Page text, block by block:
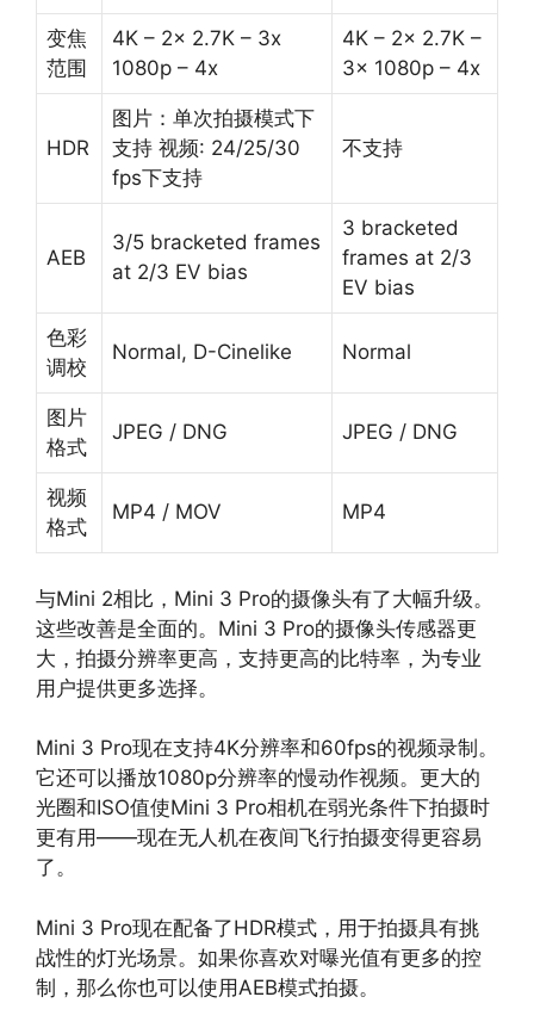
变焦
范围
4K – 2x 2.7K – 3x
1080p – 4x
4K – 2x 2.7K –
3x 1080p – 4x
HDR
图片：单次拍摄模式下
支持 视频: 24/25/30
fps下支持
不支持
AEB
3/5 bracketed frames
at 2/3 EV bias
3 bracketed
frames at 2/3
EV bias
色彩
调校
Normal, D-Cinelike Normal
图片
格式
JPEG / DNG JPEG / DNG
视频
格式
MP4 / MOV MP4
与Mini 2相比，Mini 3 Pro的摄像头有了大幅升级。
这些改善是全面的。Mini 3 Pro的摄像头传感器更
大，拍摄分辨率更高，支持更高的比特率，为专业
用户提供更多选择。
Mini 3 Pro现在支持4K分辨率和60fps的视频录制。
它还可以播放1080p分辨率的慢动作视频。更大的
光圈和ISO值使Mini 3 Pro相机在弱光条件下拍摄时
更有用——现在无人机在夜间飞行拍摄变得更容易
了。
Mini 3 Pro现在配备了HDR模式，用于拍摄具有挑
战性的灯光场景。如果你喜欢对曝光值有更多的控
制，那么你也可以使用AEB模式拍摄。